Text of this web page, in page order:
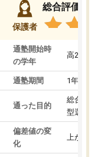
保護者
総合評価
通塾開始時
の学年
高2
通塾期間 1年以上
通った目的
総合型選
型選抜対
偏差値の変
化
上がった